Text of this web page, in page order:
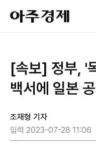
아
주
경
[속보] 정부, '
백서에 일본
조재형 기자
입력 2023-07-28 11:06